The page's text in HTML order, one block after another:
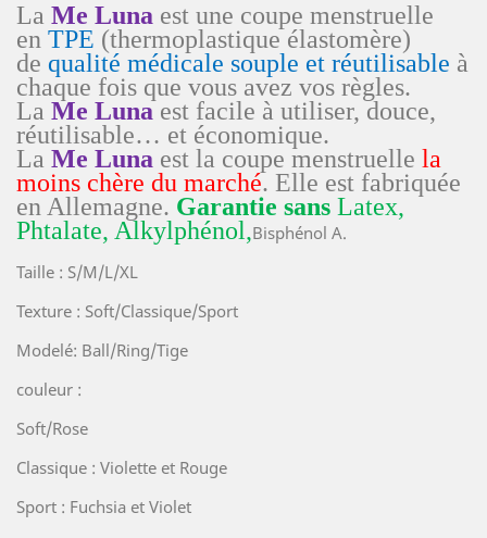
La Me Luna est une coupe menstruelle
en TPE (thermoplastique élastomère)
de qualité médicale souple et réutilisable à
chaque fois que vous avez vos règles.
La Me Lunaest facile à utiliser, douce,
réutilisable… et économique.
La Me Luna est la coupe menstruelle la
moins chère du marché. Elle est fabriquée
en Allemagne. Garantie sans Latex,
Phtalate, Alkylphénol,Bisphénol A.
Taille : S/M/L/XL
Texture : Soft/Classique/Sport
Modelé: Ball/Ring/Tige
couleur :
Soft/Rose
Classique : Violette et Rouge
Sport : Fuchsia et Violet